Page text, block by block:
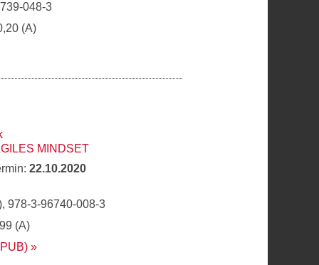
048-3
(A)
MINDSET
22.10.2020
978-3-96740-008-3
(A)